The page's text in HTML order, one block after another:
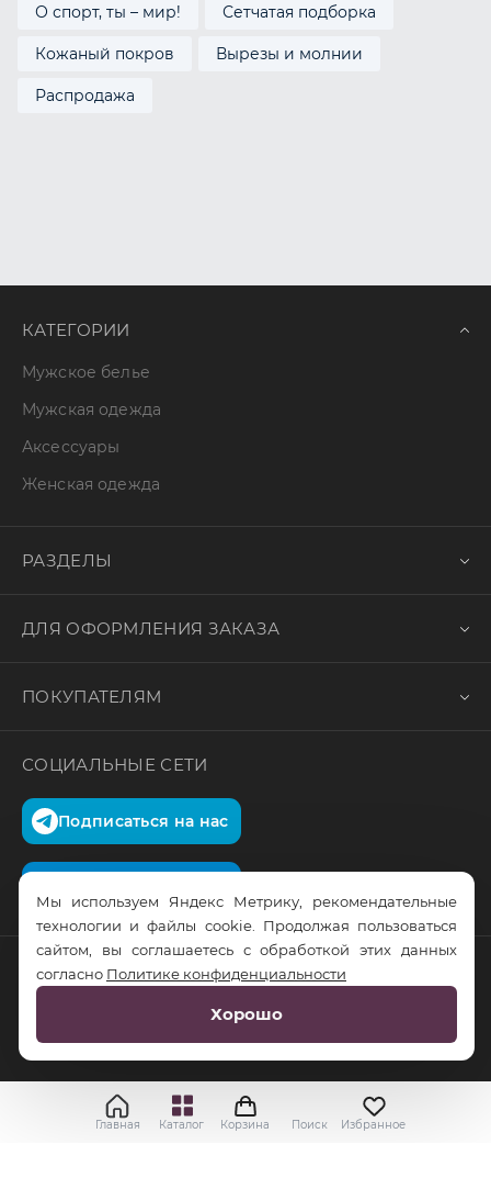
О спорт, ты – мир! Сетчатая подборка
Кожаный покров Вырезы и молнии
Распродажа
КАТЕГОРИИ
Мужское белье
Мужская одежда
Аксессуары
Женская одежда
РАЗДЕЛЫ
ДЛЯ ОФОРМЛЕНИЯ ЗАКАЗА
ПОКУПАТЕЛЯМ
СОЦИАЛЬНЫЕ СЕТИ
Подписаться на нас
© RusTrus. 2011-2026. Все права защищены
RS Digital
Главная Каталог Корзина Поиск Избранное
Мы используем Яндекс Метрику, рекомендательные
технологии и файлы cookie. Продолжая пользоваться
сайтом, вы соглашаетесь с обработкой этих данных
согласно Политике конфиденциальности
Хорошо